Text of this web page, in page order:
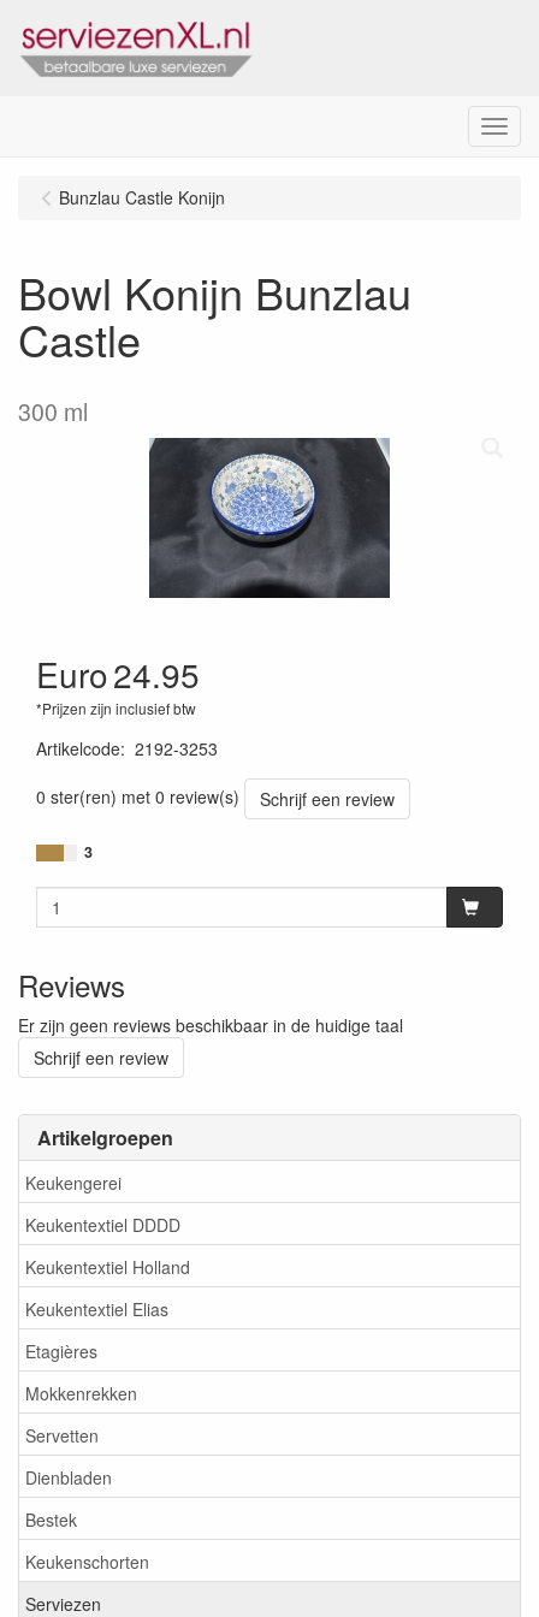
Menu
Artikelgroepen
Keukengerei
Keukentextiel DDDD
Keukentextiel Holland
Keukentextiel Elias
Etagières
Mokkenrekken
Servetten
Dienbladen
Bestek
Keukenschorten
Serviezen
Bunzlau Castle Konijn
Bowl Konijn Bunzlau
Castle
300 ml
Euro24.95
*Prijzen zijn inclusief btw
Artikelcode: 2192-3253
0 ster(ren) met 0 review(s)
Schrijf een review
3
Reviews
Er zijn geen reviews beschikbaar in de huidige taal
Schrijf een review